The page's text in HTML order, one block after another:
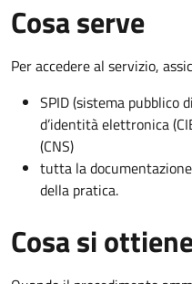
Cosa serve
Per accedere al servizio,
SPID (sistema pubblico
d’identità elettronica
(CNS)
tutta la
della pratica.
Cosa si